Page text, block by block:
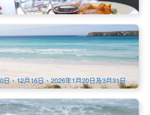
山脈探險露營之旅（阿德萊德出發）
1,545.00
ADL10328
日、12月16日、2026年1月20日及3月31日
1夜全覽極緻遊 (英文)